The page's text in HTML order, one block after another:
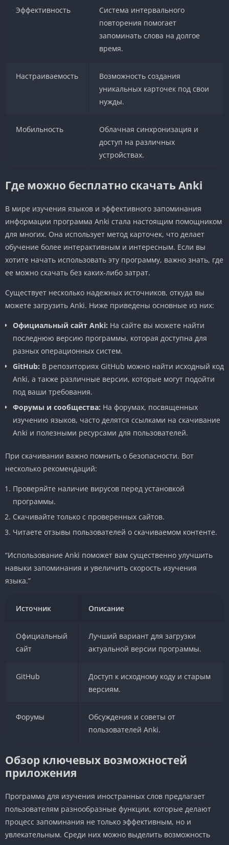
Эффективность
Система интервального
повторения помогает
запоминать слова на долгое
время.
Настраиваемость
Возможность создания
уникальных карточек под свои
нужды.
Мобильность
Облачная синхронизация и
доступ на различных
устройствах.
Где можно бесплатно скачать Anki
В мире изучения языков и эффективного запоминания
информации программа Anki стала настоящим помощником
для многих. Она использует метод карточек, что делает
обучение более интерактивным и интересным. Если вы
хотите начать использовать эту программу, важно знать, где
ее можно скачать без каких-либо затрат.
Существует несколько надежных источников, откуда вы
можете загрузить Anki. Ниже приведены основные из них:
Официальный сайт Anki: На сайте вы можете найти
последнюю версию программы, которая доступна для
разных операционных систем.
GitHub: В репозиториях GitHub можно найти исходный код
Anki, а также различные версии, которые могут подойти
под ваши требования.
Форумы и сообщества: На форумах, посвященных
изучению языков, часто делятся ссылками на скачивание
Anki и полезными ресурсами для пользователей.
При скачивании важно помнить о безопасности. Вот
несколько рекомендаций:
Проверяйте наличие вирусов перед установкой
программы.
Скачивайте только с проверенных сайтов.
Читаете отзывы пользователей о скачиваемом контенте.
“Использование Anki поможет вам существенно улучшить
навыки запоминания и увеличить скорость изучения
языка.”
Источник Описание
Официальный
сайт
Лучший вариант для загрузки
актуальной версии программы.
GitHub
Доступ к исходному коду и старым
версиям.
Форумы
Обсуждения и советы от
пользователей Anki.
Обзор ключевых возможностей
приложения
Программа для изучения иностранных слов предлагает
пользователям разнообразные функции, которые делают
процесс запоминания не только эффективным, но и
увлекательным. Среди них можно выделить возможность